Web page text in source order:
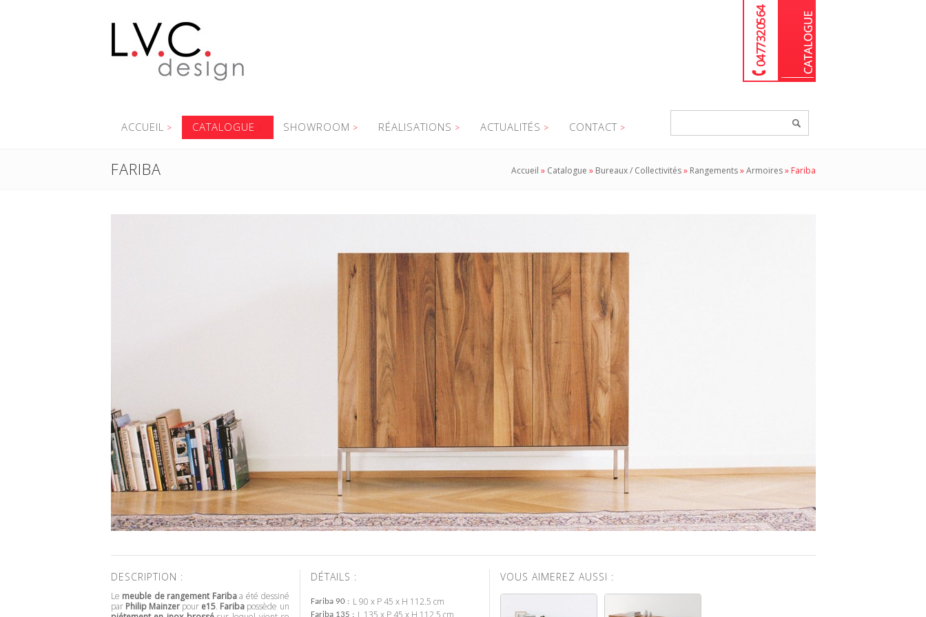
04 77 32 05 64
ACCUEIL CATALOGUE SHOWROOM RÉALISATIONS ACTUALITÉS CONTACT
FARIBA Accueil » Catalogue » Bureaux / Collectivités» Rangements»Armoires» Fariba
DESCRIPTION :
Le meuble de rangement Faribaa été dessiné
par Philip Mainzerpour e15. Fariba possède un
DÉTAILS :
Fariba 90 L 90 x P 45 x H 112.5 cm
Fariba 135
VOUS AIMEREZ AUSSI :